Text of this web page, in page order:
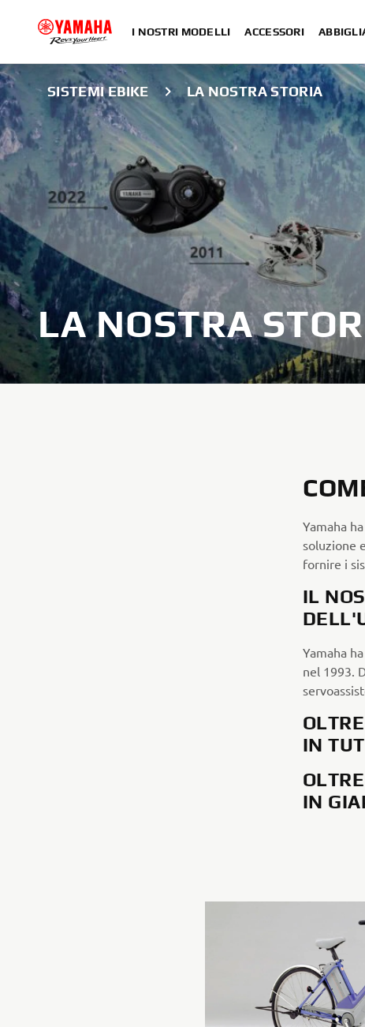
I NOSTRI MODELLI ACCESSORI
SISTEMI EBIKE LA NOSTRA STORIA
LA NOSTRA
Yamaha
soluzione
fornire i
IL
Yamaha
nel 1993.
IN
IN